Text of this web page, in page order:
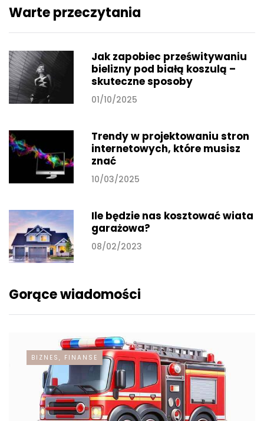
Warte przeczytania
Jak zapobiec prześwitywaniu
bielizny pod białą koszulą –
skuteczne sposoby
01/10/2025
Trendy w projektowaniu stron
internetowych, które musisz
znać
10/03/2025
Ile będzie nas kosztować wiata
garażowa?
08/02/2023
Gorące wiadomości
BIZNES, FINANSE